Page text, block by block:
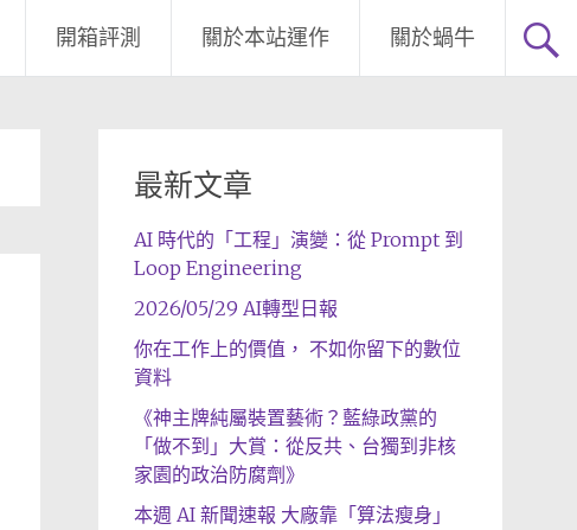
開箱評測 關於本站運作 關於蝸牛
最新文章
AI 時代的「工程」演變：從 Prompt 到
Loop Engineering
2026/05/29 AI轉型日報
你在工作上的價值， 不如你留下的數位
資料
《神主牌純屬裝置藝術？藍綠政黨的
「做不到」大賞：從反共、台獨到非核
家園的政治防腐劑》
本週 AI 新聞速報 大廠靠「算法瘦身」